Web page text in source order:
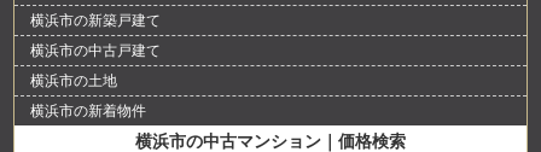
横浜市の新築戸建て
横浜市の中古戸建て
横浜市の土地
横浜市の新着物件
横浜市の中古マンション｜価格検索